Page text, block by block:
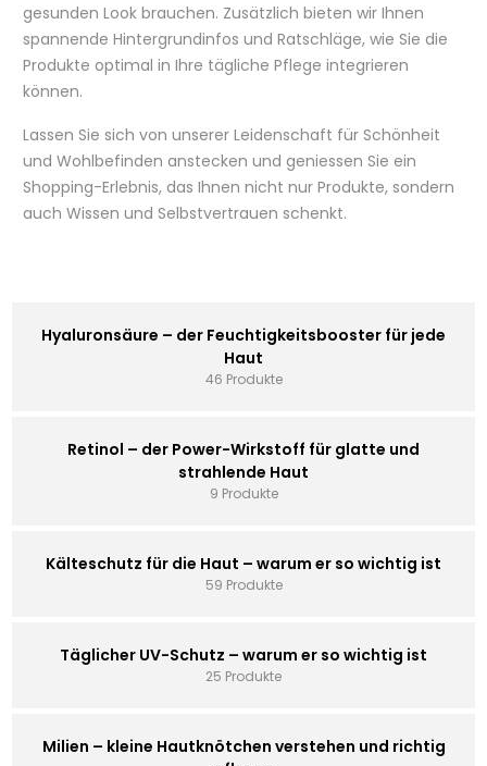
gesunden Look brauchen. Zusätzlich bieten wir Ihnen
spannende Hintergrundinfos und Ratschläge, wie Sie die
Produkte optimal in Ihre tägliche Pflege integrieren
können.
Lassen Sie sich von unserer Leidenschaft für Schönheit
und Wohlbefinden anstecken und geniessen Sie ein
Shopping-Erlebnis, das Ihnen nicht nur Produkte, sondern
auch Wissen und Selbstvertrauen schenkt.
Hyaluronsäure – der Feuchtigkeitsbooster für jede
Haut
46 Produkte
Retinol – der Power-Wirkstoff für glatte und
strahlende Haut
9 Produkte
Kälteschutz für die Haut – warum er so wichtig ist
59 Produkte
Täglicher UV-Schutz – warum er so wichtig ist
25 Produkte
Milien – kleine Hautknötchen verstehen und richtig